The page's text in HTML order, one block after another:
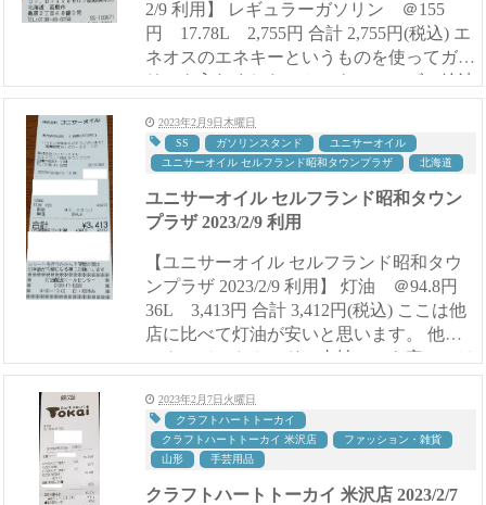
2/9 利用】 レギュラーガソリン ＠155
円 17.78L 2,755円 合計 2,755円(税込) エ
ネオスのエネキーというものを使ってガソ
リンを入れました。とてもスムーズに給油
できて便利です。 ...
2023年2月9日木曜日
SS
ガソリンスタンド
ユニサーオイル
ユニサーオイル セルフランド昭和タウンプラザ
北海道
ユニサーオイル セルフランド昭和タウン
プラザ 2023/2/9 利用
【ユニサーオイル セルフランド昭和タウ
ンプラザ 2023/2/9 利用】 灯油 ＠94.8円
36L 3,413円 合計 3,412円(税込) ここは他
店に比べて灯油が安いと思います。 他社
のクレジットカードで支払っても安いのは
助かります。 灯油もセルフで...
2023年2月7日火曜日
クラフトハートトーカイ
クラフトハートトーカイ 米沢店
ファッション・雑貨
山形
手芸用品
クラフトハートトーカイ 米沢店 2023/2/7